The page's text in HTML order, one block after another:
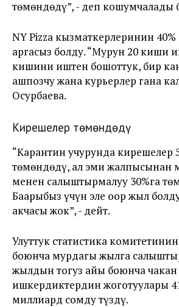
төмөндөдү”, - деп кошумчалады
NY Pizza кызматкерлеринин 40%
аргасыз болду. “Мурун 20 киши
кишини иштен бошоттук, бир
ашпозчу жана курьерлер гана
Осурбаева.
Кирешелер төмөндөдү
“Карантин учурунда кирешелер
төмөндөдү, ал эми жалпысынан
менен салыштырмалуу 30%га
Баарыбыз үчүн эле оор жыл
акчасы жок”, - дейт.
Улуттук статистика
боюнча мурдагы жылга
жылдын тогуз айы боюнча чакан
ишкердиктердин жоготуулары
миллиард сомду түздү.